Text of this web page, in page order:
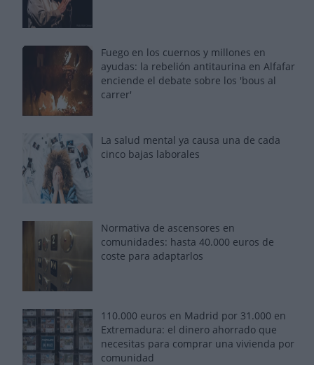
Fuego en los cuernos y millones en
ayudas: la rebelión antitaurina en Alfafar
enciende el debate sobre los 'bous al
carrer'
La salud mental ya causa una de cada
cinco bajas laborales
Normativa de ascensores en
comunidades: hasta 40.000 euros de
coste para adaptarlos
110.000 euros en Madrid por 31.000 en
Extremadura: el dinero ahorrado que
necesitas para comprar una vivienda por
comunidad